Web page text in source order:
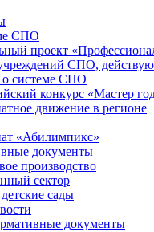
СПО
проект
СПО,
о системе СПО
конкурс «Мастер
движение в регионе
«Абилимпикс»
документы
производство
сектор
сады
документы